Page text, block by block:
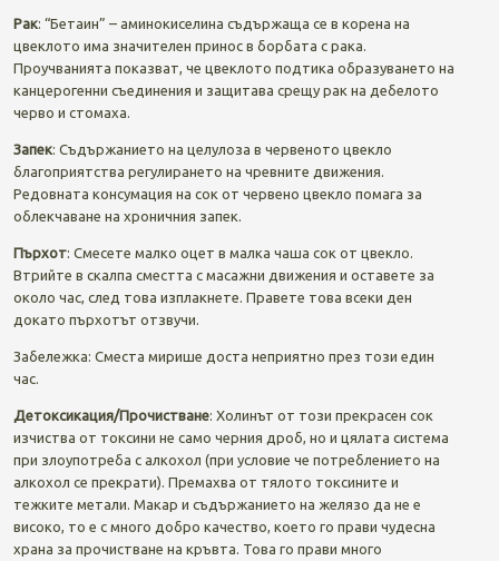
Рак: “Бетаин” – аминокиселина съдържаща се в корена на
цвеклото има значителен принос в борбата с рака.
Проучванията показват, че цвеклото подтика образуването на
канцерогенни съединения и защитава срещу рак на дебелото
черво и стомаха.
Запек: Съдържанието на целулоза в червеното цвекло
благоприятства регулирането на чревните движения.
Редовната консумация на сок от червено цвекло помага за
облекчаване на хроничния запек.
Пърхот: Смесете малко оцет в малка чаша сок от цвекло.
Втрийте в скалпа сместта с масажни движения и оставете за
около час, след това изплакнете. Правете това всеки ден
докато пърхотът отзвучи.
Забележка: Сместа мирише доста неприятно през този един
час.
Детоксикация/Прочистване: Холинът от този прекрасен сок
изчиства от токсини не само черния дроб, но и цялата система
при злоупотреба с алкохол (при условие че потреблението на
алкохол се прекрати). Премахва от тялото токсините и
тежките метали. Макар и съдържанието на желязо да не е
високо, то е с много добро качество, което го прави чудесна
храна за прочистване на кръвта. Това го прави много